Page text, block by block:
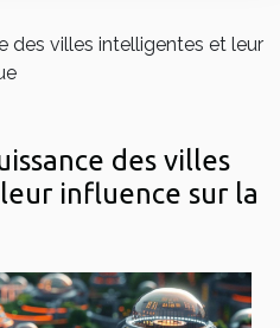
des villes intelligentes et leur
des villes
influence sur la